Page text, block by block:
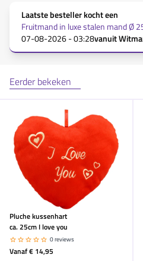
Laatste besteller kocht een
Fruitmand in luxe stalen mand Ø
07-08-2026 - 03:28vanuit
Eerder bekeken
Pluche kussenhart
ca. 25cm I love you
0 reviews
Vanaf€ 14,95